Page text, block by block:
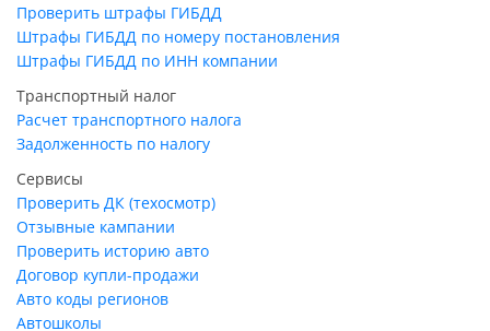
Проверить штрафы ГИБДД
Штрафы ГИБДД по номеру постановления
Штрафы ГИБДД по ИНН компании
Транспортный налог
Расчет транспортного налога
Задолженность по налогу
Сервисы
Проверить ДК (техосмотр)
Отзывные кампании
Проверить историю авто
Договор купли-продажи
Авто коды регионов
Автошколы